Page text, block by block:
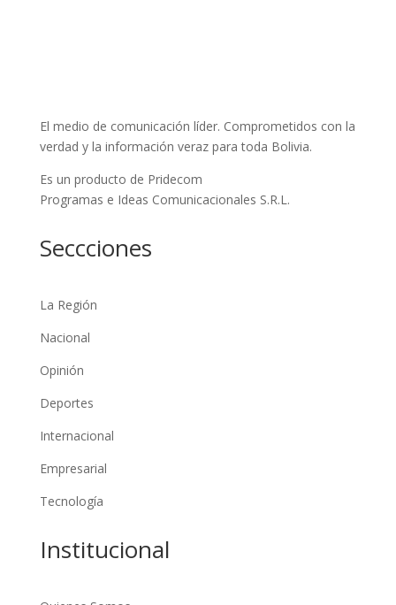
El medio de comunicación líder. Comprometidos con la
verdad y la información veraz para toda Bolivia.
Es un producto de Pridecom
Programas e Ideas Comunicacionales S.R.L.
Seccciones
La Región
Nacional
Opinión
Deportes
Internacional
Empresarial
Tecnología
Institucional